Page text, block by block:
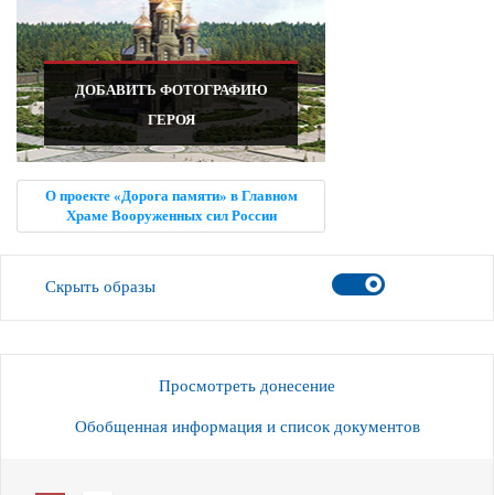
ДОБАВИТЬ ФОТОГРАФИЮ
ГЕРОЯ
О проекте «Дорога памяти» в Главном
Храме Вооруженных сил России
Скрыть образы
Просмотреть донесение
Обобщенная информация и список документов